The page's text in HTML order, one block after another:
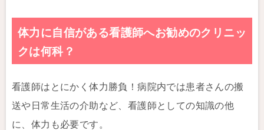
体力に自信がある看護師へお勧めのクリニッ
クは何科？
看護師はとにかく体力勝負！病院内では患者さんの搬
送や日常生活の介助など、看護師としての知識の他
に、体力も必要です。